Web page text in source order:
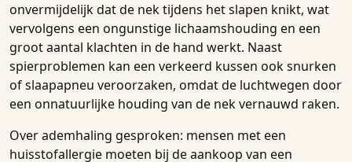
onvermijdelijk dat de nek tijdens het slapen knikt, wat
vervolgens een ongunstige lichaamshouding en een
groot aantal klachten in de hand werkt. Naast
spierproblemen kan een verkeerd kussen ook snurken
of slaapapneu veroorzaken, omdat de luchtwegen door
een onnatuurlijke houding van de nek vernauwd raken.
Over ademhaling gesproken: mensen met een
huisstofallergie moeten bij de aankoop van een